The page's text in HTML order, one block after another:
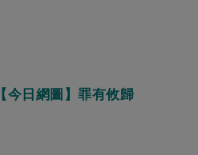
【今日網圖】罪有攸歸